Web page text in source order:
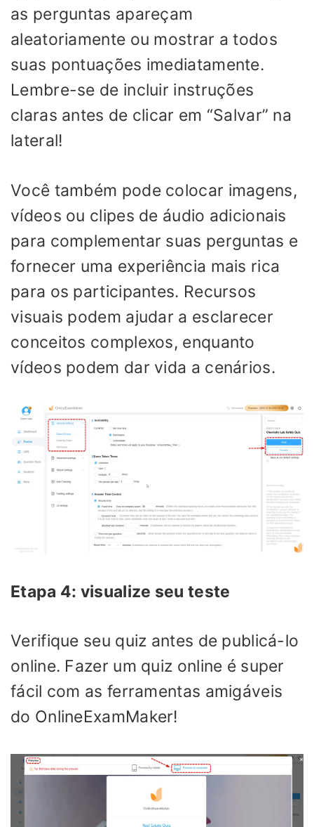
as perguntas apareçam
aleatoriamente ou mostrar a todos
suas pontuações imediatamente.
Lembre-se de incluir instruções
claras antes de clicar em “Salvar” na
lateral!
Você também pode colocar imagens,
vídeos ou clipes de áudio adicionais
para complementar suas perguntas e
fornecer uma experiência mais rica
para os participantes. Recursos
visuais podem ajudar a esclarecer
conceitos complexos, enquanto
vídeos podem dar vida a cenários.
Etapa 4: visualize seu teste
Verifique seu quiz antes de publicá-lo
online. Fazer um quiz online é super
fácil com as ferramentas amigáveis
do OnlineExamMaker!